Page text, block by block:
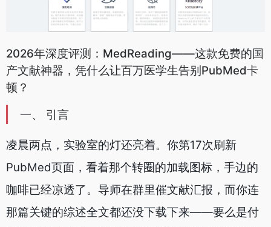
2026年深度评测：MedReading——这款免费的国
产文献神器，凭什么让百万医学生告别PubMed卡
顿？
一、 引言
凌晨两点，实验室的灯还亮着。你第17次刷新
PubMed页面，看着那个转圈的加载图标，手边的
咖啡已经凉透了。导师在群里催文献汇报，而你连
那篇关键的综述全文都还没下载下来——要么是付